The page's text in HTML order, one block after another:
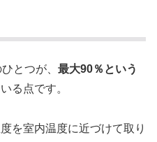
とつが、 最大90％という
る点です。
を室内温度に近づけて取り